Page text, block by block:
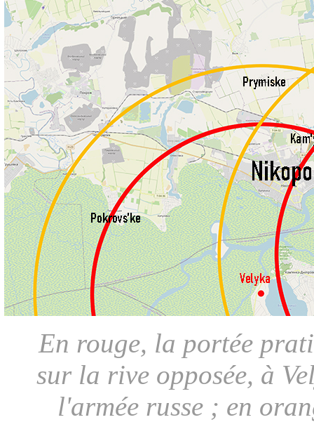
En rouge, la portée
sur la rive opposée, à
l'armée russe ; en